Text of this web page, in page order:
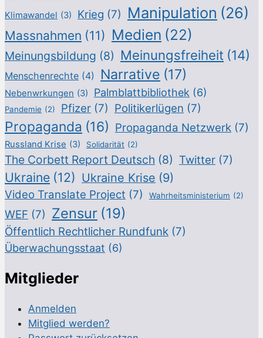
Klimawandel (3) Krieg (7) Manipulation (26)
Massnahmen (11) Medien (22)
Meinungsbildung (8) Meinungsfreiheit (14)
Menschenrechte (4) Narrative (17)
Nebenwrkungen (3) Palmblattbibliothek (6)
Pandemie (2) Pfizer (7) Politikerlügen (7)
Propaganda (16) Propaganda Netzwerk (7)
Russland Krise (3) Solidarität (2)
The Corbett Report Deutsch (8) Twitter (7)
Ukraine (12) Ukraine Krise (9)
Video Translate Project (7) Wahrheitsministerium (2)
WEF (7) Zensur (19)
Öffentlich Rechtlicher Rundfunk (7)
Überwachungsstaat (6)
Mitglieder
Anmelden
Mitglied werden?